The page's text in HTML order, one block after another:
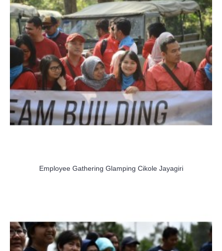
Employee Gathering Glamping Cikole Jayagiri